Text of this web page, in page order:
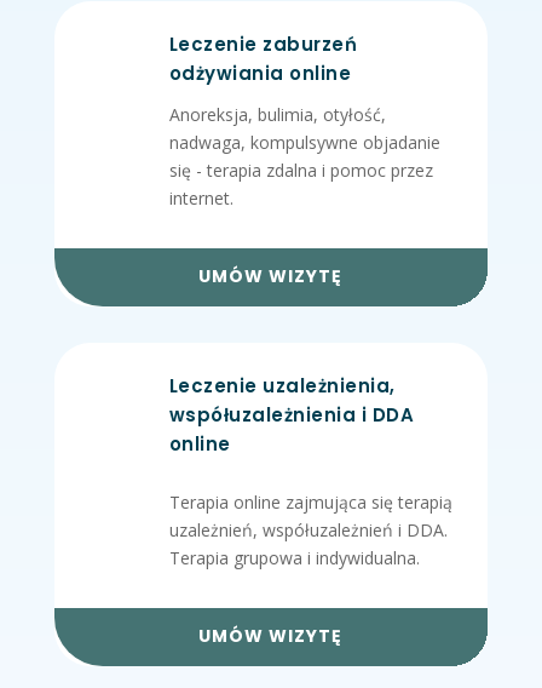
Leczenie zaburzeń
odżywiania online
Anoreksja, bulimia, otyłość,
nadwaga, kompulsywne objadanie
się - terapia zdalna i pomoc przez
internet.
UMÓW WIZYTĘ
Leczenie uzależnienia,
współuzależnienia i DDA
online
Terapia online zajmująca się terapią
uzależnień, współuzależnień i DDA.
Terapia grupowa i indywidualna.
UMÓW WIZYTĘ